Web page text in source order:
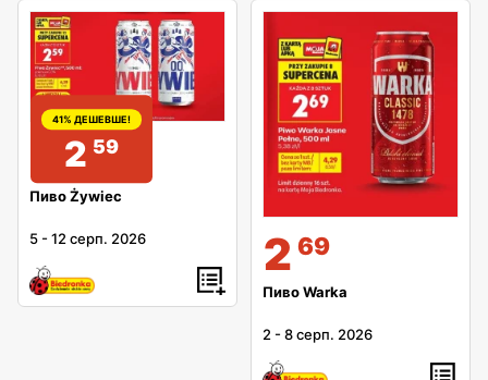
41% ДЕШЕВШЕ!
2 59
Пиво Żywiec
5 -12 серп. 2026 2 69
Пиво Warka
2 -8 серп. 2026